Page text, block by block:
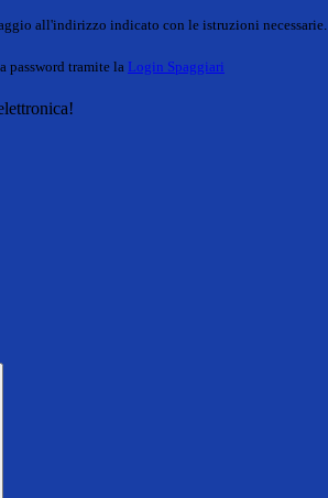
all'indirizzo indicato con le istruzioni necessarie.
password tramite la Login Spaggiari